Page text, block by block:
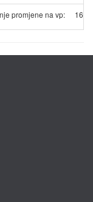
promjene na vp: